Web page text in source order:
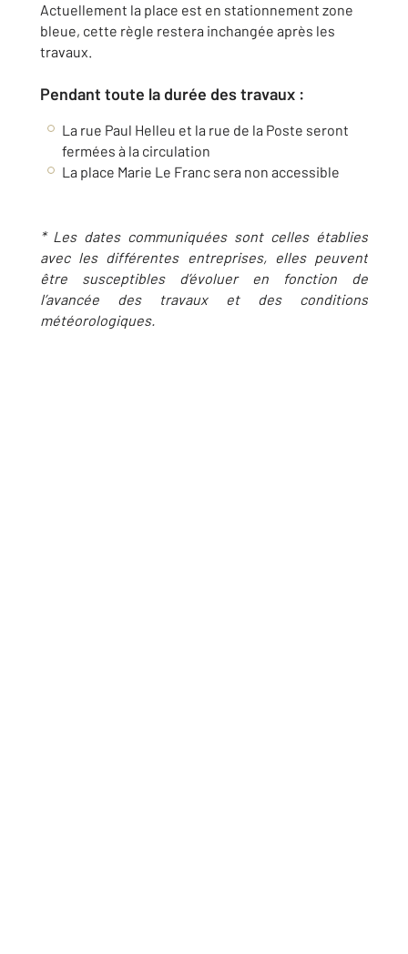
Actuellement la place est en stationnement zone
bleue, cette règle restera inchangée après les
travaux.
Pendant toute la durée des travaux :
La rue Paul Helleu et la rue de la Poste seront
fermées à la circulation
La place Marie Le Franc sera non accessible
* Les dates communiquées sont celles établies
avec les différentes entreprises, elles peuvent
être susceptibles d’évoluer en fonction de
l’avancée des travaux et des conditions
météorologiques.